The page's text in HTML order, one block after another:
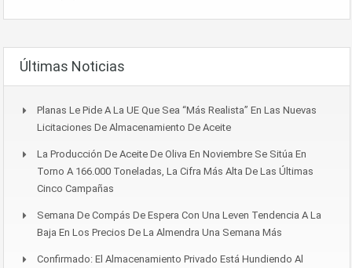
Últimas Noticias
Planas Le Pide A La UE Que Sea “más Realista” En Las Nuevas
Licitaciones De Almacenamiento De Aceite
La Producción De Aceite De Oliva En Noviembre Se Sitúa En
Torno A 166.000 Toneladas, La Cifra Más Alta De Las Últimas
Cinco Campañas
Semana De Compás De Espera Con Una Leven Tendencia A La
Baja En Los Precios De La Almendra Una Semana Más
Confirmado: El Almacenamiento Privado Está Hundiendo Al